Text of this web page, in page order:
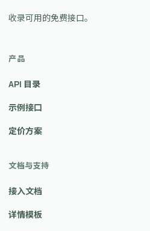
收录可用的免费接口。
产品
API 目录
示例接口
定价方案
文档与支持
接入文档
详情模板